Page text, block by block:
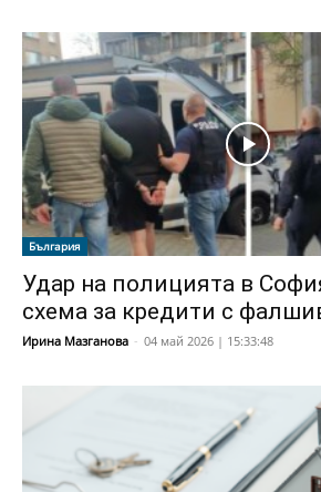
България
Удар на полицията в
схема за кредити с
Ирина Мазганова - 04 май 2026 | 15:33:48